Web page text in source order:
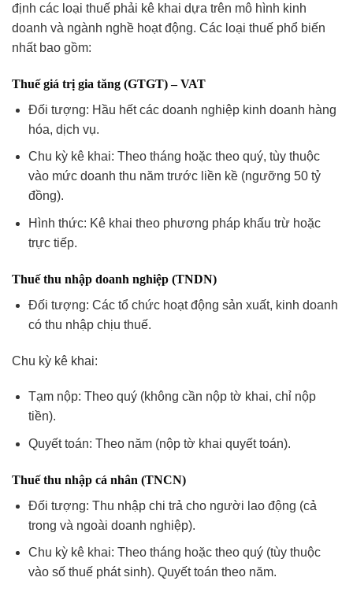
định các loại thuế phải kê khai dựa trên mô hình kinh
doanh và ngành nghề hoạt động. Các loại thuế phổ biến
nhất bao gồm:
Thuế giá trị gia tăng (GTGT) – VAT
Đối tượng: Hầu hết các doanh nghiệp kinh doanh hàng
hóa, dịch vụ.
Chu kỳ kê khai: Theo tháng hoặc theo quý, tùy thuộc
vào mức doanh thu năm trước liền kề (ngưỡng 50 tỷ
đồng).
Hình thức: Kê khai theo phương pháp khấu trừ hoặc
trực tiếp.
Thuế thu nhập doanh nghiệp (TNDN)
Đối tượng: Các tổ chức hoạt động sản xuất, kinh doanh
có thu nhập chịu thuế.
Chu kỳ kê khai:
Tạm nộp: Theo quý (không cần nộp tờ khai, chỉ nộp
tiền).
Quyết toán: Theo năm (nộp tờ khai quyết toán).
Thuế thu nhập cá nhân (TNCN)
Đối tượng: Thu nhập chi trả cho người lao động (cả
trong và ngoài doanh nghiệp).
Chu kỳ kê khai: Theo tháng hoặc theo quý (tùy thuộc
vào số thuế phát sinh). Quyết toán theo năm.